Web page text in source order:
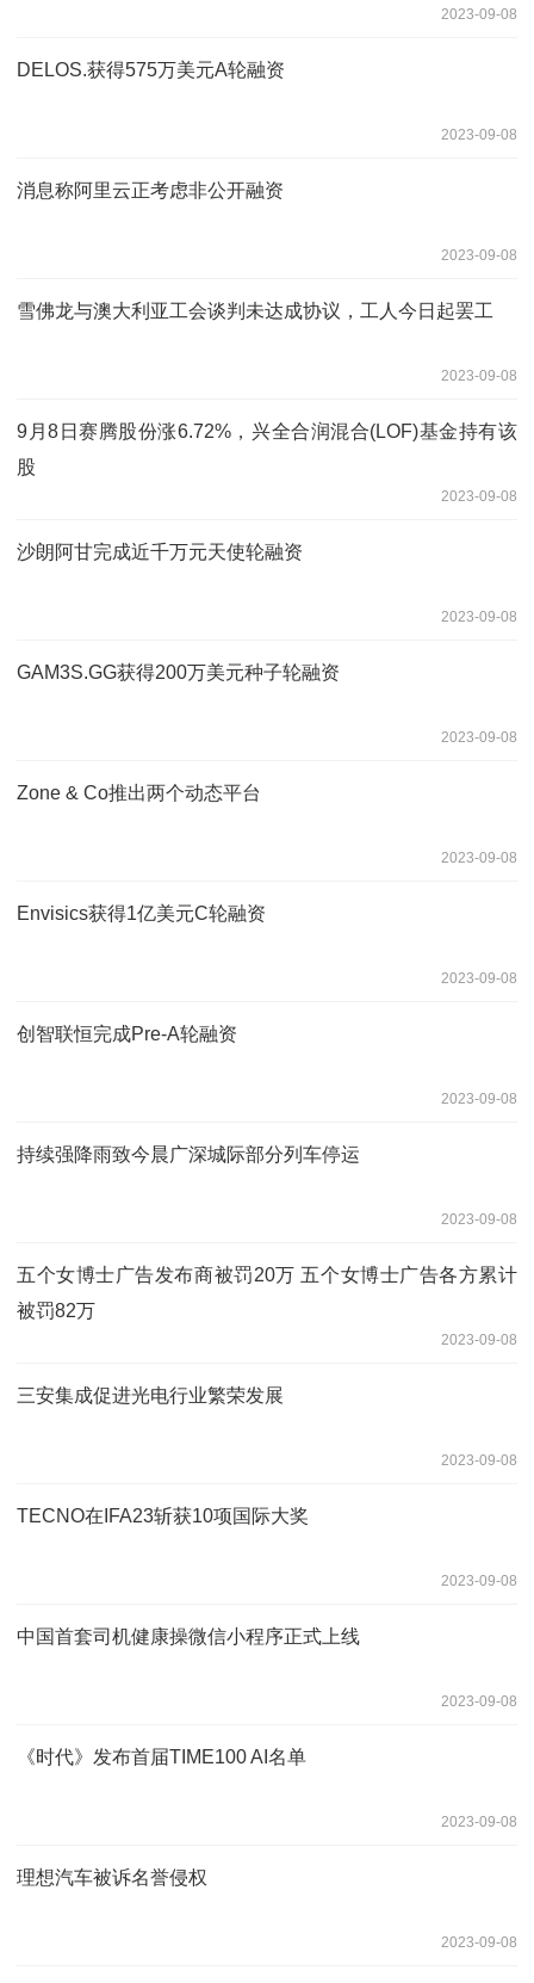
2023-09-08
DELOS.获得575万美元A轮融资
2023-09-08
消息称阿里云正考虑非公开融资
2023-09-08
雪佛龙与澳大利亚工会谈判未达成协议，工人今日起罢工
2023-09-08
9月8日赛腾股份涨6.72%，兴全合润混合(LOF)基金持有该
股
2023-09-08
沙朗阿甘完成近千万元天使轮融资
2023-09-08
GAM3S.GG获得200万美元种子轮融资
2023-09-08
Zone & Co推出两个动态平台
2023-09-08
Envisics获得1亿美元C轮融资
2023-09-08
创智联恒完成Pre-A轮融资
2023-09-08
持续强降雨致今晨广深城际部分列车停运
2023-09-08
五个女博士广告发布商被罚20万 五个女博士广告各方累计
被罚82万
2023-09-08
三安集成促进光电行业繁荣发展
2023-09-08
TECNO在IFA23斩获10项国际大奖
2023-09-08
中国首套司机健康操微信小程序正式上线
2023-09-08
《时代》发布首届TIME100 AI名单
2023-09-08
理想汽车被诉名誉侵权
2023-09-08